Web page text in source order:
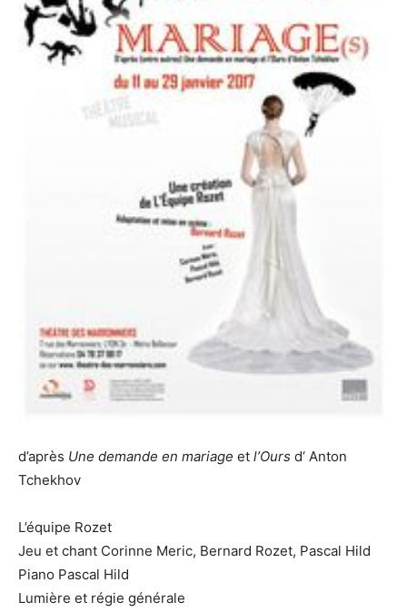
d’après Une demande en mariage et l’Ours d‘ Anton
Tchekhov
L’équipe Rozet
Jeu et chant Corinne Meric, Bernard Rozet, Pascal Hild
Piano Pascal Hild
Lumière et régie générale